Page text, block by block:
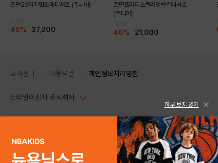
조던23저지민소매티셔츠 (주니어)
46% 37,200
조던프라티스플라잇반팔티셔츠
(주니어)
46% 21,000
고객센터 이용약관 개인정보처리방침
스타일이십사 주식회사
주소 : 서울시 강남구 논현로 633, 6층 (논현동, 한세엠케이빌딩)
사업자등록번호 : 116-81-32499
통신판매업신고번호 : 제 2024-서울강남-04239
스타일24 고객센터 1544-5336
평일 09:00~ 18:00 (토/일/공휴일 휴무)
하루 보지 않기